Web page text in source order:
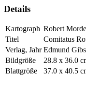
Details
Kartograph Robert
Titel
Comitatus
Verlag, Jahr Edmund
Bildgröße
28.8 x 36.0
Blattgröße
37.0 x 40.5